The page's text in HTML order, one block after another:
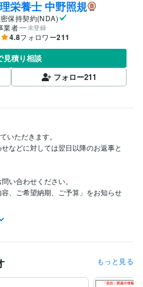
栄養士 中野照規
保持契約(NDA)
業者
未登録
4.8フォロワー211
見積り相談
フォロー211
いただきます。
などに対しては翌日以降のお返事と
い合わせください。
、ご希望納期、ご予算」をお知らせ
る」からご連絡をいただく場合は提
だいたメッセージに加え、いくつか
てからの対応となることがありま
もっと見る